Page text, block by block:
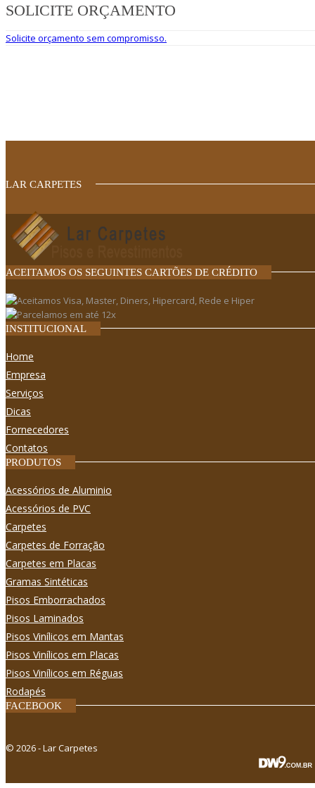
SOLICITE ORÇAMENTO
Solicite orçamento sem compromisso.
LAR CARPETES
ACEITAMOS OS SEGUINTES CARTÕES DE CRÉDITO
INSTITUCIONAL
Home
Empresa
Serviços
Dicas
Fornecedores
Contatos
PRODUTOS
Acessórios de Aluminio
Acessórios de PVC
Carpetes
Carpetes de Forração
Carpetes em Placas
Gramas Sintéticas
Pisos Emborrachados
Pisos Laminados
Pisos Viní­licos em Mantas
Pisos Viní­licos em Placas
Pisos Viní­licos em Réguas
Rodapés
FACEBOOK
© 2026 - Lar Carpetes